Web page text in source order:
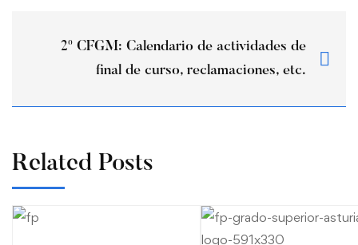
2º CFGM: Calendario de actividades de
final de curso, reclamaciones, etc.
Related Posts